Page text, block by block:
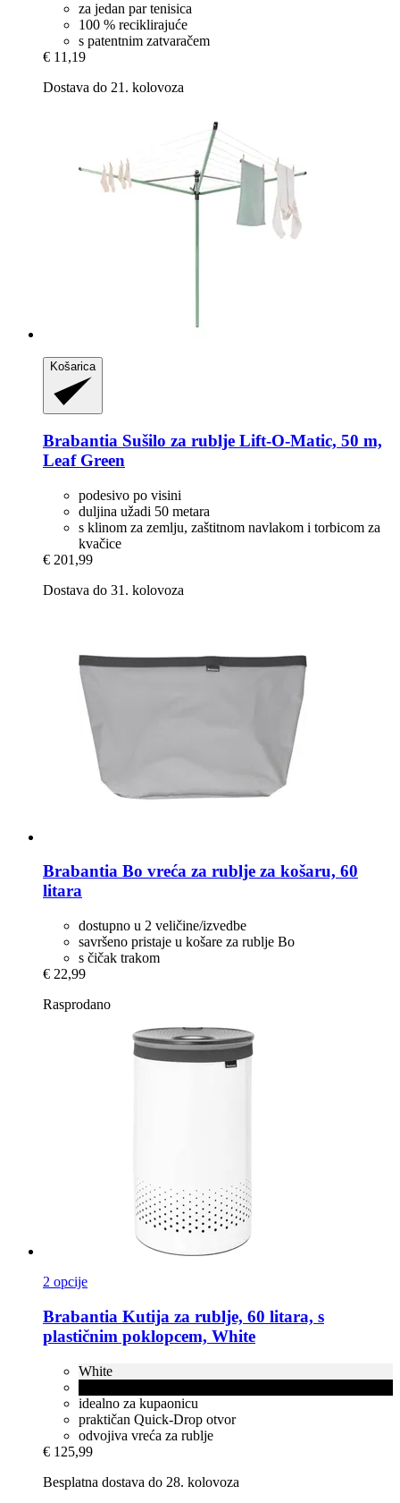
za jedan par tenisica
100 % reciklirajuće
s patentnim zatvaračem
€ 11,19
Dostava do 21. kolovoza
Košarica
Brabantia Sušilo za rublje Lift-​O-​Matic, 50 m,
Leaf Green
podesivo po visini
duljina užadi 50 metara
s klinom za zemlju, zaštitnom navlakom i torbicom za
kvačice
€ 201,99
Dostava do 31. kolovoza
Brabantia Bo vreća za rublje za košaru, 60
litara
dostupno u 2 veličine/izvedbe
savršeno pristaje u košare za rublje Bo
s čičak trakom
€ 22,99
Rasprodano
2 opcije
Brabantia Kutija za rublje, 60 litara, s
plastičnim poklopcem, White
White
idealno za kupaonicu
praktičan Quick-Drop otvor
odvojiva vreća za rublje
€ 125,99
Besplatna dostava do 28. kolovoza